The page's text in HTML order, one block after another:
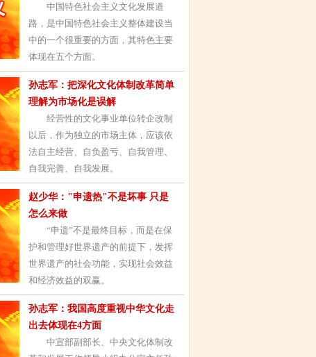
中国特色社会主义文化发展道
路，是中国特色社会主义整体建设当
中的一个很重要的方面，其特色主要
体现在五个方面。
孙志军：把深化文化体制改革简单
理解为市场化是误解
经营性的文化事业单位转企改制
以后，作为独立的市场主体，应该依
法自主经营、自负盈亏、自我管理、
自我完善、自我发展。
赵少华："申遗热"不是坏事 只是
怎么来做
“申遗”不是最终目标，而是在保
护和管理好世界遗产的前提下，发挥
世界遗产的社会功能，实现社会效益
和经济效益的双赢。
孙志军：我国高度重视中华文化走
出去体现在4方面
中宣部副部长、中央文化体制改